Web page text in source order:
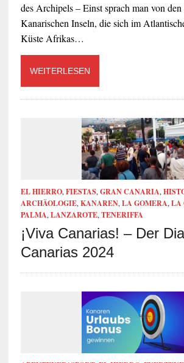
des Archipels – Einst sprach man von den
Kanarischen Inseln, die sich im
Küste Afrikas…
WEITERLESEN
EL HIERRO,FIESTAS,GRAN CANARIA,
ARCHÄOLOGIE,KANAREN,LA GOMERA,LA
PALMA,LANZAROTE,TENERIFFA
¡Viva Canarias! – Der
Canarias 2024